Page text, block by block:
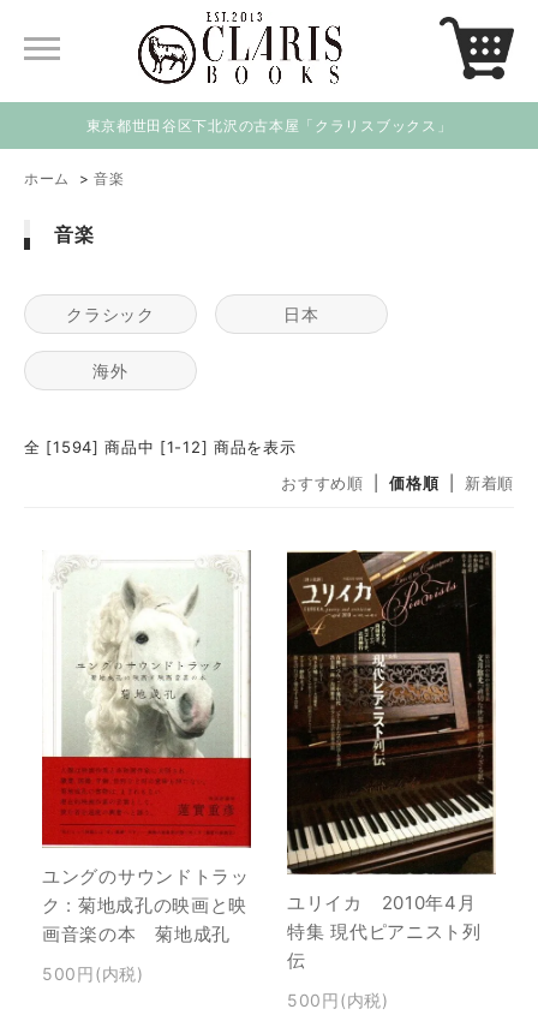
東京都世田谷区下北沢の古本屋「クラリスブックス」
ホーム > 音楽
音楽
クラシック 日本
海外
全 [1594] 商品中 [1-12] 商品を表示
おすすめ順
価格順 新着順
ユングのサウンドトラッ
ク : 菊地成孔の映画と映
画音楽の本 菊地成孔
500円(内税)
ユリイカ 2010年4月
特集 現代ピアニスト列
伝
500円(内税)